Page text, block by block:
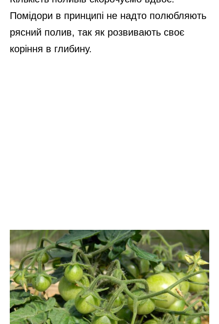
Помідори в принципі не надто полюбляють
рясний полив, так як розвивають своє
коріння в глибину.